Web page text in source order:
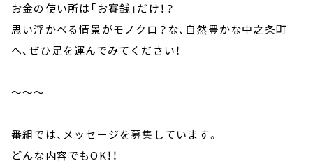
お金の使い所は「お賽銭」だけ！？
思い浮かべる情景がモノクロ？な、自然豊かな中之条町
へ、ぜひ足を運んでみてください！
～～～
番組では、メッセージを募集しています。
どんな内容でもOK！！